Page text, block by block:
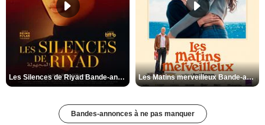
Les Silences de Riyad Bande-annonce VO STFR Les Matins merveilleux Bande-annonce VF
Bandes-annonces à ne pas manquer